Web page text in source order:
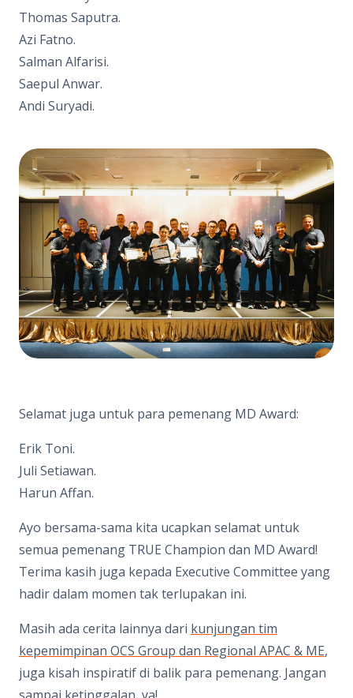
Thomas Saputra.
Azi Fatno.
Salman Alfarisi.
Saepul Anwar.
Andi Suryadi.
Selamat juga untuk para pemenang MD Award:
Erik Toni.
Juli Setiawan.
Harun Affan.
Ayo bersama-sama kita ucapkan selamat untuk
semua pemenang TRUE Champion dan MD Award!
Terima kasih juga kepada Executive Committee yang
hadir dalam momen tak terlupakan ini.
Masih ada cerita lainnya dari kunjungan tim
kepemimpinan OCS Group dan Regional APAC & ME,
juga kisah inspiratif di balik para pemenang. Jangan